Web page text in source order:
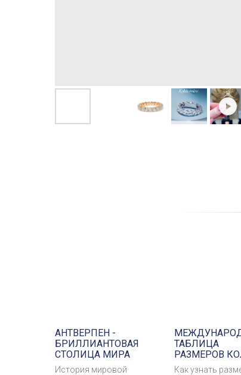
АНТВЕРПЕН -
БРИЛЛИАНТОВАЯ
СТОЛИЦА МИРА
История мировой
ТАБЛИЦА
РАЗМЕРОВ
Как узнать